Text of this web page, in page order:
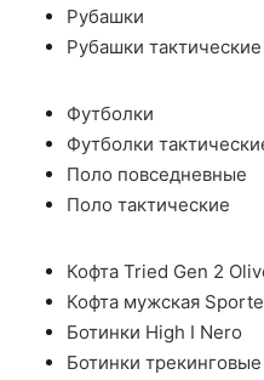
Рубашки
Рубашки тактические
Футболки
Футболки
Поло повседневные
Поло тактические
Кофта Tried Gen 2
Кофта мужская
Ботинки High I Nero
Ботинки